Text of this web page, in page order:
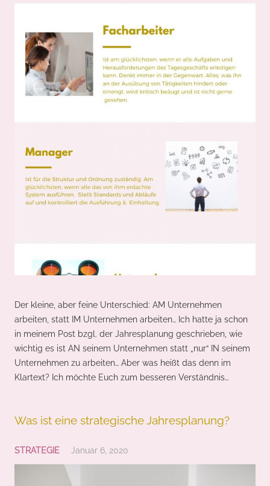
Der kleine, aber feine Unterschied: AM Unternehmen
arbeiten, statt IM Unternehmen arbeiten… Ich hatte ja schon
in meinem Post bzgl. der Jahresplanung geschrieben, wie
wichtig es ist AN seinem Unternehmen statt „nur“ IN seinem
Unternehmen zu arbeiten… Aber was heißt das denn im
Klartext? Ich möchte Euch zum besseren Verständnis…
Was ist eine strategische Jahresplanung?
STRATEGIE Januar 6, 2020